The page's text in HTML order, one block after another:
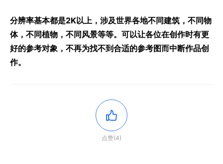
分辨率基本都是2K以上，涉及世界各地不同建筑，不同物
体，不同植物，不同风景等等。可以让各位在创作时有更
好的参考对象，不再为找不到合适的参考图而中断作品创
作。
点赞(4)